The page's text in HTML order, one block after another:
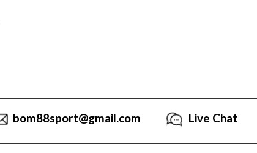
bom88sport@gmail.com Live Chat